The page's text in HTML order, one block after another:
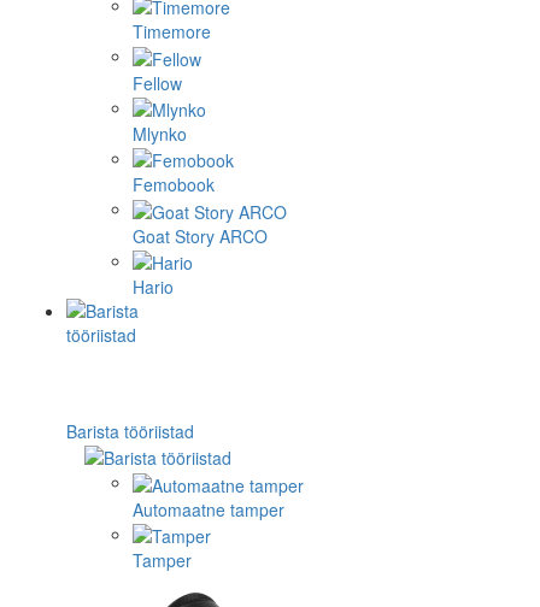
Timemore
Fellow
Mlynko
Femobook
Goat Story ARCO
Hario
Barista tööriistad
Automaatne tamper
Tamper